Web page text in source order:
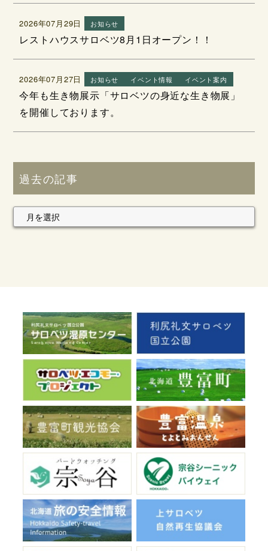
2026年07月29日 お知らせ
レストハウスサロベツ8月1日オープン！！
2026年07月27日 お知らせ イベント情報 イベント案内
今年も生き物展示「サロベツの身近な生き物展」
を開催しております。
過去の記事